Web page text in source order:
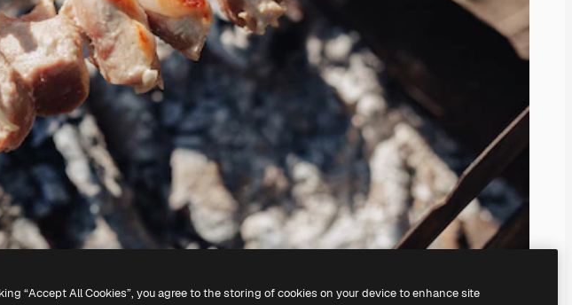
“Accept All Cookies”, you agree to the storing of cookies on your device to enhance site